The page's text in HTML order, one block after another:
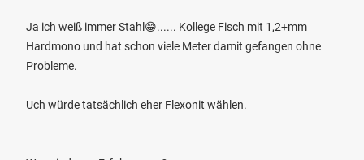
Ja ich weiß immer Stahl😁...... Kollege Fisch mit 1,2+mm
Hardmono und hat schon viele Meter damit gefangen ohne
Probleme.
Uch würde tatsächlich eher Flexonit wählen.